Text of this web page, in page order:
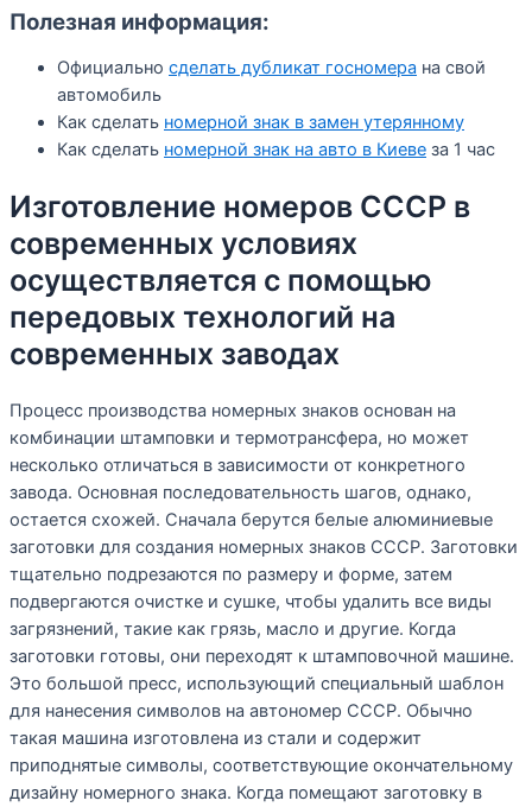
Полезная информация:
Официально сделать дубликат госномера на свой
автомобиль
Как сделать номерной знак в замен утерянному
Как сделать номерной знак на авто в Киеве за 1 час
Изготовление номеров СССР в
современных условиях
осуществляется с помощью
передовых технологий на
современных заводах
Процесс производства номерных знаков основан на
комбинации штамповки и термотрансфера, но может
несколько отличаться в зависимости от конкретного
завода. Основная последовательность шагов, однако,
остается схожей. Сначала берутся белые алюминиевые
заготовки для создания номерных знаков СССР. Заготовки
тщательно подрезаются по размеру и форме, затем
подвергаются очистке и сушке, чтобы удалить все виды
загрязнений, такие как грязь, масло и другие. Когда
заготовки готовы, они переходят к штамповочной машине.
Это большой пресс, использующий специальный шаблон
для нанесения символов на автономер СССР. Обычно
такая машина изготовлена из стали и содержит
приподнятые символы, соответствующие окончательному
дизайну номерного знака. Когда помещают заготовку в